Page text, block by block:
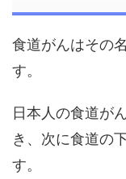
食道がんはその
す。
日本人の食道が
き、次に食道の
す。